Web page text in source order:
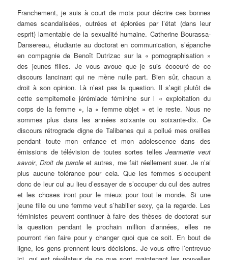
Franchement, je suis à court de mots pour décrire ces bonnes
dames scandalisées, outrées et éplorées par l’état (dans leur
esprit) lamentable de la sexualité humaine. Catherine Bourassa-
Dansereau, étudiante au doctorat en communication, s’épanche
en compagnie de Benoît Dutrizac sur la « pornographisation »
des jeunes filles. Je vous avoue que je suis écoeuré de ce
discours lancinant qui ne mène nulle part. Bien sûr, chacun a
droit à son opinion. Là n’est pas la question. Il s’agit plutôt de
cette sempiternelle jérémiade féminine sur l « exploitation du
corps de la femme », la « femme objet » et le reste. Nous ne
sommes plus dans les années soixante ou soixante-dix. Ce
discours rétrograde digne de Talibanes qui a pollué mes oreilles
pendant toute mon enfance et mon adolescence dans des
émissions de télévision de toutes sortes tellesJeannette veut
savoir,Droit de parole et autres, me fait réellement suer. Je n’ai
plus aucune tolérance pour cela. Que les femmes s’occupent
donc de leur cul au lieu d’essayer de s’occuper du cul des autres
et les choses iront pour le mieux pour tout le monde. Si une
jeune fille ou une femme veut s’habiller sexy, ça la regarde. Les
féministes peuvent continuer à faire des thèses de doctorat sur
la question pendant le prochain million d’années, elles ne
pourront rien faire pour y changer quoi que ce soit. En bout de
ligne, les gens prennent leurs décisions. Je vous offre l’entrevue